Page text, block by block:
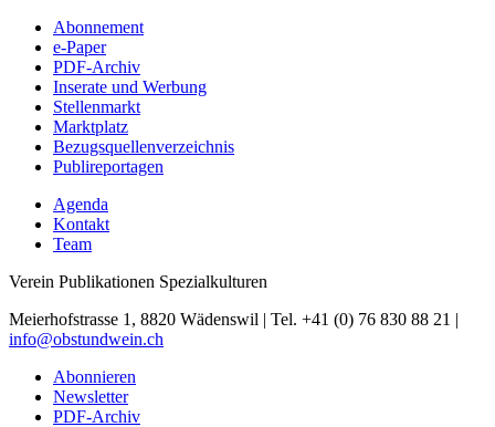
Abonnement
e-Paper
PDF-Archiv
Inserate und Werbung
Stellenmarkt
Marktplatz
Bezugsquellenverzeichnis
Publireportagen
Agenda
Kontakt
Team
Verein Publikationen Spezialkulturen
Meierhofstrasse 1, 8820 Wädenswil | Tel. +41 (0) 76 830 88 21 |
info@obstundwein.ch
Abonnieren
Newsletter
PDF-Archiv